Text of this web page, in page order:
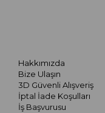
Hakkımızda
Bize Ulaşın
3D Güvenli Alışveriş
İptal İade Koşulları
İş Başvurusu